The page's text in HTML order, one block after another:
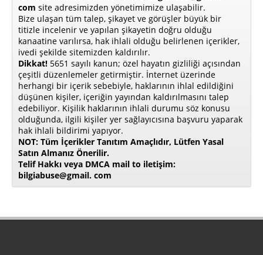
com site adresimizden yönetimimize ulaşabilir.
Bize ulaşan tüm talep, şikayet ve görüşler büyük bir
titizle incelenir ve yapılan şikayetin doğru olduğu
kanaatine varılırsa, hak ihlali olduğu belirlenen içerikler,
ivedi şekilde sitemizden kaldırılır.
Dikkat! 5651 sayılı kanun; özel hayatın gizliliği açısından
çeşitli düzenlemeler getirmiştir. İnternet üzerinde
herhangi bir içerik sebebiyle, haklarının ihlal edildiğini
düşünen kişiler, içeriğin yayından kaldırılmasını talep
edebiliyor. Kişilik haklarının ihlali durumu söz konusu
olduğunda, ilgili kişiler yer sağlayıcısına başvuru yaparak
hak ihlali bildirimi yapıyor.
NOT: Tüm İçerikler Tanıtım Amaçlıdır, Lütfen Yasal
Satın Almanız Önerilir.
Telif Hakkı veya DMCA mail to iletişim:
bilgiabuse@gmail. com